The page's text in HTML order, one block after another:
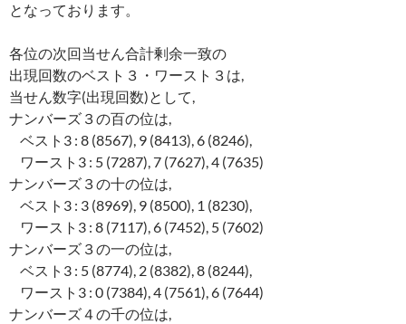
となっております。
各位の次回当せん合計剰余一致の
出現回数のベスト３・ワースト３は,
当せん数字(出現回数)として,
ナンバーズ３の百の位は,
ベスト3 : 8 (8567), 9 (8413), 6 (8246),
ワースト3 : 5 (7287), 7 (7627), 4 (7635)
ナンバーズ３の十の位は,
ベスト3 : 3 (8969), 9 (8500), 1 (8230),
ワースト3 : 8 (7117), 6 (7452), 5 (7602)
ナンバーズ３の一の位は,
ベスト3 : 5 (8774), 2 (8382), 8 (8244),
ワースト3 : 0 (7384), 4 (7561), 6 (7644)
ナンバーズ４の千の位は,